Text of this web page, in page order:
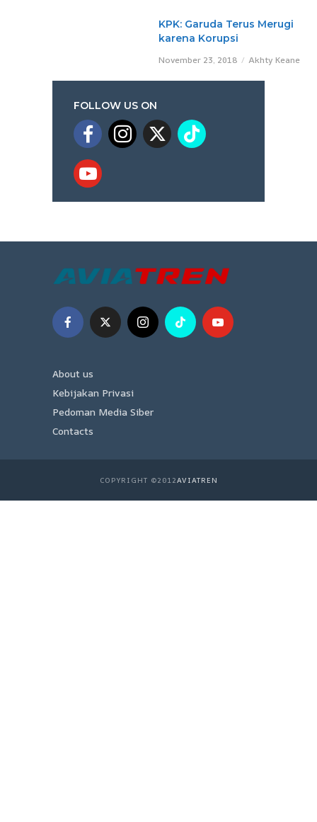
KPK: Garuda Terus Merugi
karena Korupsi
November 23, 2018 Akhty Keane
FOLLOW US ON
About us
Kebijakan Privasi
Pedoman Media Siber
Contacts
COPYRIGHT ©2012AVIATREN